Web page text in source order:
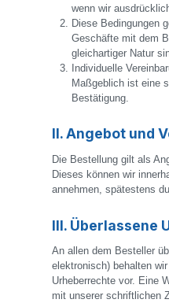
wenn wir
Diese Bedingungen
Geschäfte mit dem
gleichartiger Natur
Individuelle
Maßgeblich ist eine
Bestätigung.
II. Angebot und
Die Bestellung gilt als
Dieses können wir
annehmen, spätestens
III. Überlassene
An allen dem Besteller
elektronisch) behalten
Urheberrechte vor. Eine
mit unserer schriftlichen